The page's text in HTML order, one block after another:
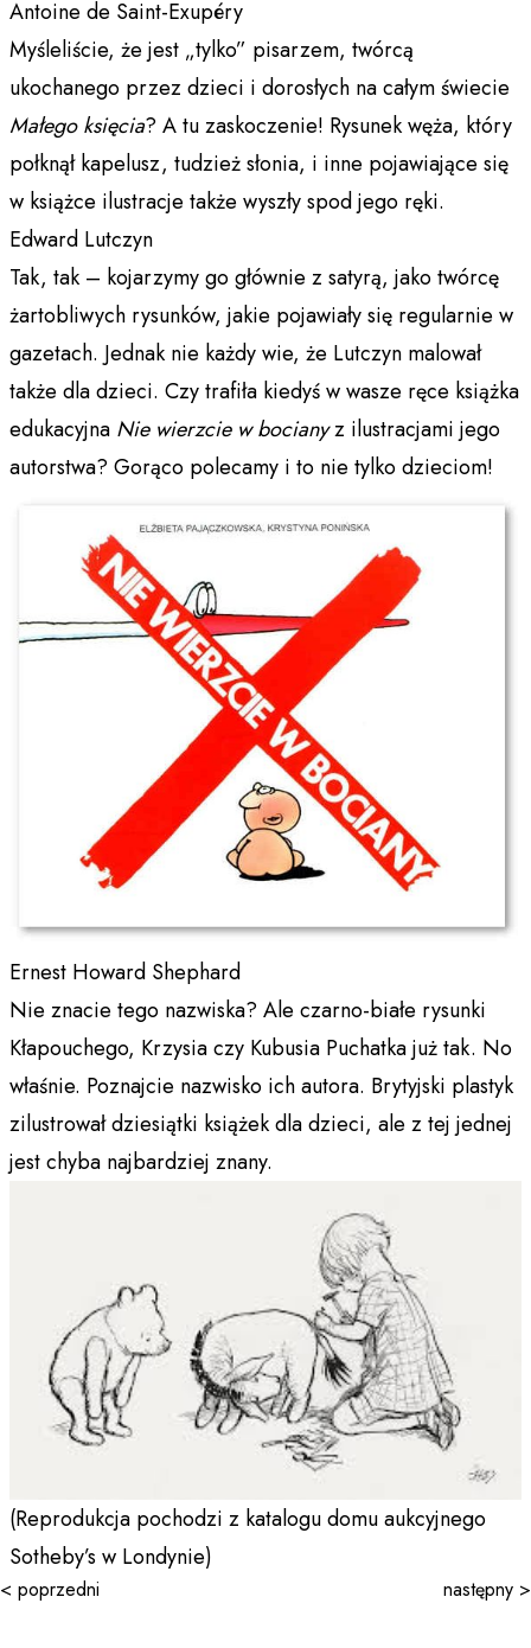
Antoine de Saint-Exupéry
Myśleliście, że jest „tylko” pisarzem, twórcą
ukochanego przez dzieci i dorosłych na całym świecie
Małego księcia? A tu zaskoczenie! Rysunek węża, który
połknął kapelusz, tudzież słonia, i inne pojawiające się
w książce ilustracje także wyszły spod jego ręki.
Edward Lutczyn
Tak, tak – kojarzymy go głównie z satyrą, jako twórcę
żartobliwych rysunków, jakie pojawiały się regularnie w
gazetach. Jednak nie każdy wie, że Lutczyn malował
także dla dzieci. Czy trafiła kiedyś w wasze ręce książka
edukacyjna Nie wierzcie w bocianyz ilustracjami jego
autorstwa? Gorąco polecamy i to nie tylko dzieciom!
Ernest Howard Shephard
Nie znacie tego nazwiska? Ale czarno-białe rysunki
Kłapouchego, Krzysia czy Kubusia Puchatka już tak. No
właśnie. Poznajcie nazwisko ich autora. Brytyjski plastyk
zilustrował dziesiątki książek dla dzieci, ale z tej jednej
jest chyba najbardziej znany.
(Reprodukcja pochodzi z katalogu domu aukcyjnego
Sotheby’s w Londynie)
< poprzedni następny >